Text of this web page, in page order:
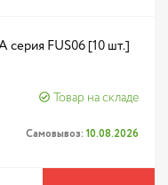
серия FUS06 [10 шт.]
Товар на складе
Самовывоз: 10.08.2026